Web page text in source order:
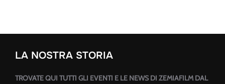
LA NOSTRA STORIA
TROVATE QUI TUTTI GLI EVENTI E LE NEWS DI ZEMIAFILM DAL